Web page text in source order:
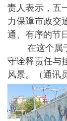
责人表示，五
力保障市政交
通、有序的节
在这个属于
守诠释责任与
风景。（通讯